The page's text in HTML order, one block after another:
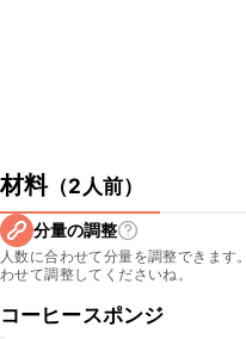
材料（2人前）
分量の調整
人数に合わせて分量を調整できます
わせて調整してくださいね。
コーヒースポンジ